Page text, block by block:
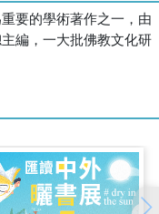
要的學術著作之一，由
編，一大批佛教文化研